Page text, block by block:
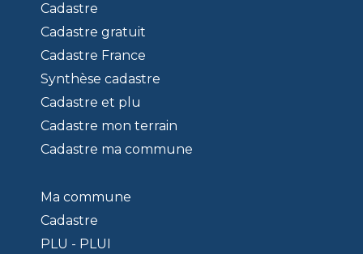
Cadastre
Cadastre gratuit
Cadastre France
Synthèse cadastre
Cadastre et plu
Cadastre mon terrain
Cadastre ma commune
Ma commune
Cadastre
PLU - PLUI